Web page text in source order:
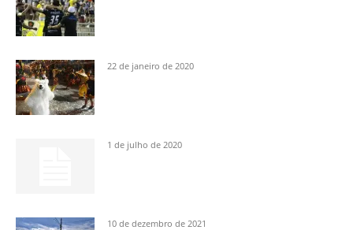
22 de janeiro de 2020
1 de julho de 2020
10 de dezembro de 2021